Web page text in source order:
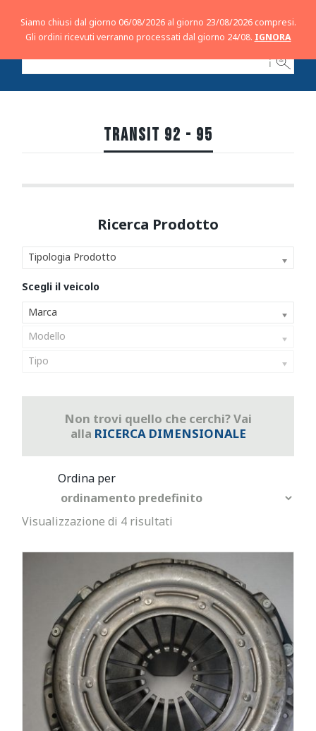
ℹ
TRANSIT 92 - 95
Tipologia Prodotto
Marca
Modello
Tipo
Non trovi quello che cerchi? Vai
alla RICERCA DIMENSIONALE
Visualizzazione di 4 risultati
Siamo chiusi dal giorno 06/08/2026 al giorno 23/08/2026 compresi.
Gli ordini ricevuti verranno processati dal giorno 24/08. IGNORA